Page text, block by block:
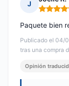
J
Nota: 5
Publicado el 04/
tras una compra
Paquete bien
Opinión